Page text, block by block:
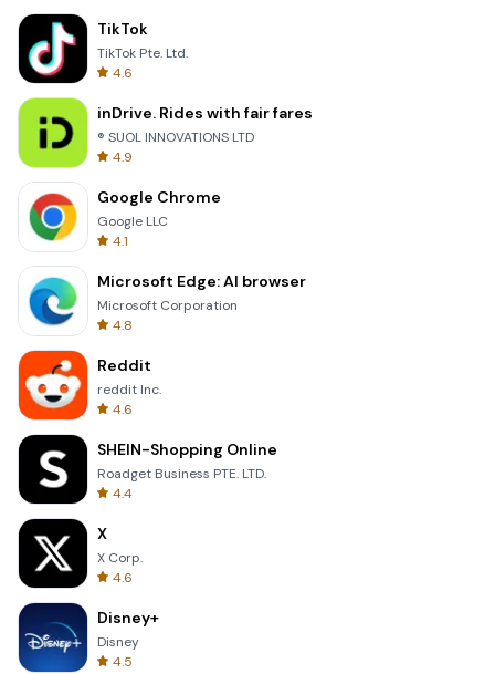
TikTok
TikTok Pte. Ltd.
4.6
inDrive. Rides with fair fares
® SUOL INNOVATIONS LTD
4.9
Google Chrome
Google LLC
4.1
Microsoft Edge: AI browser
Microsoft Corporation
4.8
Reddit
reddit Inc.
4.6
SHEIN-Shopping Online
Roadget Business PTE. LTD.
4.4
X
X Corp.
4.6
Disney+
Disney
4.5